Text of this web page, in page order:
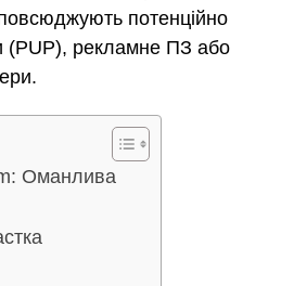
потенційно
(PUP), рекламне ПЗ або
Оманлива